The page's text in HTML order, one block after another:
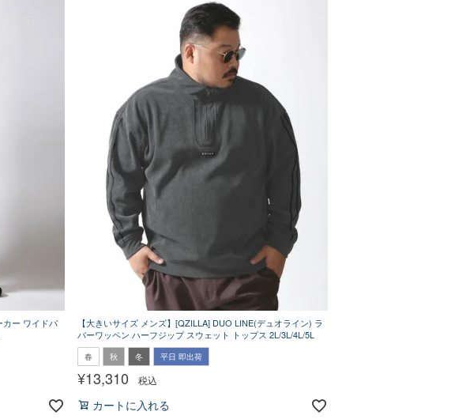
カー ワイドパ
【大きいサイズ メンズ】[QZILLA] DUO LINE(デュオライン) ラ
バーワッペン ハーフジップ スウェット トップス 2L/3L/4L/5L
春 秋 冬 平日 即出荷
¥13,310 税込
カートに入れる